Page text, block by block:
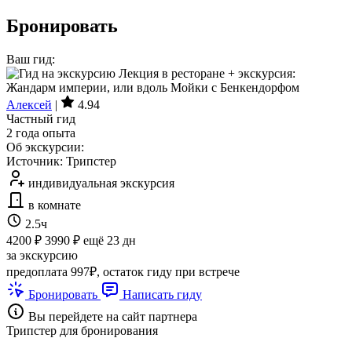
Бронировать
Ваш гид:
Алексей |
4.94
Частный гид
2 года опыта
Об экскурсии:
Источник: Трипстер
индивидуальная экскурсия
в комнате
2.5ч
4200 ₽ 3990 ₽ ещё 23 дн
за экскурсию
предоплата 997₽, остаток гиду при встрече
Бронировать
Написать гиду
Вы перейдете на сайт партнера
Трипстер для бронирования